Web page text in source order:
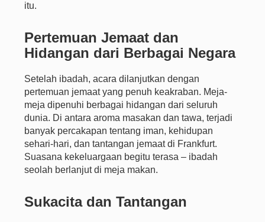
itu.
Pertemuan Jemaat dan
Hidangan dari Berbagai Negara
Setelah ibadah, acara dilanjutkan dengan
pertemuan jemaat yang penuh keakraban. Meja-
meja dipenuhi berbagai hidangan dari seluruh
dunia. Di antara aroma masakan dan tawa, terjadi
banyak percakapan tentang iman, kehidupan
sehari-hari, dan tantangan jemaat di Frankfurt.
Suasana kekeluargaan begitu terasa – ibadah
seolah berlanjut di meja makan.
Sukacita dan Tantangan